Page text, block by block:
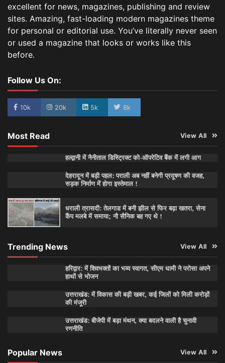
excellent for news, magazines, publishing and review
sites. Amazing, fast-loading modern magazines theme
for personal or editorial use. You’ve literally never seen
or used a magazine that looks or works like this
before.
Follow Us On:
10k 20k 5k 8k
Most Read View All
हल्द्वानी में नैनीताल डिस्ट्रिक्ट को-ऑपरेटिव बैंक में लगी आग
देहरादून में बड़ी पहल: पराली अब नहीं बनेगी प्रदूषण की वजह,
सड़क निर्माण में होगा इस्तेमाल !
धराली त्रासदी: तेलगाड में बनी झील से फिर बढ़ा खतरा, सेना
कैंप मलबे में समाया; नौ सैनिक बह गए थे !
Trending News View All
हरिद्वार: में शिवभक्तों का भव्य स्वागत, सीएम धामी ने परोसा अपने
हाथों से भोजन
उत्तराखंड: में विकास की बड़ी खबर, कई जिलों को मिली करोड़ों
की मंजूरी
उत्तराखंड: बीजेपी में बड़ा मंथन, क्या बदलने वाली है चुनावी
रणनीति
Popular News View All